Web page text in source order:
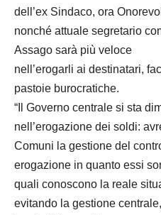
dell’ex Sindaco, ora
nonché attuale segretario
Assago sarà più veloce
nell’erogarli ai destinatari,
pastoie burocratiche.
“Il Governo centrale si sta
nell’erogazione dei soldi:
Comuni la gestione del
erogazione in quanto essi
quali conoscono la reale
evitando la gestione